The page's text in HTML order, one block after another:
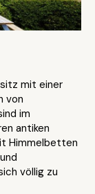
mit einer
von
im
antiken
Himmelbetten
völlig zu